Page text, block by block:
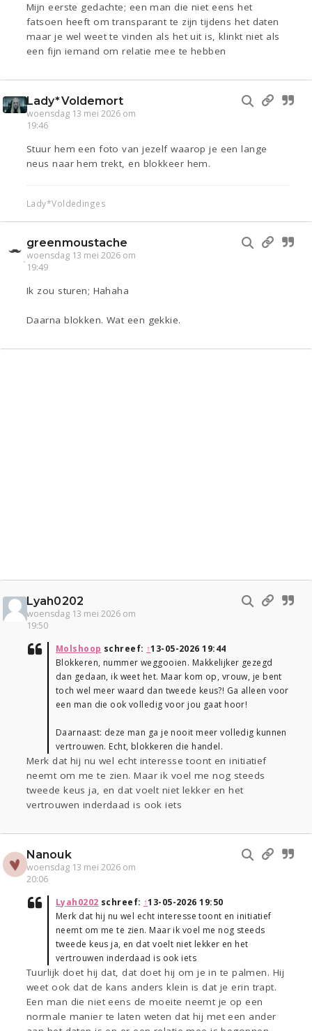
Mijn eerste gedachte; een man die niet eens het
fatsoen heeft om transparant te zijn tijdens het daten
maar je wel weet te vinden als het uit is, klinkt niet als
een fijn iemand om relatie mee te hebben
Lady*Voldemort
woensdag 13 mei 2026 om
19:46
Stuur hem een foto van jezelf waarop je een lange
neus naar hem trekt, en blokkeer hem.
Lady*Voldedinges
greenmoustache
woensdag 13 mei 2026 om
19:49
Ik zou sturen; Hahaha
Daarna blokken. Wat een gekkie.
Lyah0202
woensdag 13 mei 2026 om
19:50
Molshoop schreef: ↑13-05-2026 19:44
Blokkeren, nummer weggooien. Makkelijker gezegd
dan gedaan, ik weet het. Maar kom op, vrouw, je bent
toch wel meer waard dan tweede keus?! Ga alleen voor
een man die ook volledig voor jou gaat hoor!
Daarnaast: deze man ga je nooit meer volledig kunnen
vertrouwen. Echt, blokkeren die handel.
Merk dat hij nu wel echt interesse toont en initiatief
neemt om me te zien. Maar ik voel me nog steeds
tweede keus ja, en dat voelt niet lekker en het
vertrouwen inderdaad is ook iets
Nanouk
woensdag 13 mei 2026 om
20:06
Lyah0202 schreef: ↑13-05-2026 19:50
Merk dat hij nu wel echt interesse toont en initiatief
neemt om me te zien. Maar ik voel me nog steeds
tweede keus ja, en dat voelt niet lekker en het
vertrouwen inderdaad is ook iets
Tuurlijk doet hij dat, dat doet hij om je in te palmen. Hij
weet ook dat de kans anders klein is dat je erin trapt.
Een man die niet eens de moeite neemt je op een
normale manier te laten weten dat hij met een ander